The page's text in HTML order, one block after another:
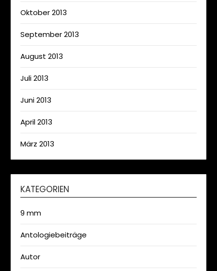
Oktober 2013
September 2013
August 2013
Juli 2013
Juni 2013
April 2013
März 2013
KATEGORIEN
9 mm
Antologiebeiträge
Autor